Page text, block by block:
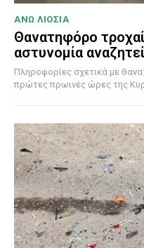
ΑΝΩ ΛΙΟΣΙΑ
Θανατηφόρο
αστυνομία
Πληροφορίες σχετικά με
πρώτες πρωινές ώρες της